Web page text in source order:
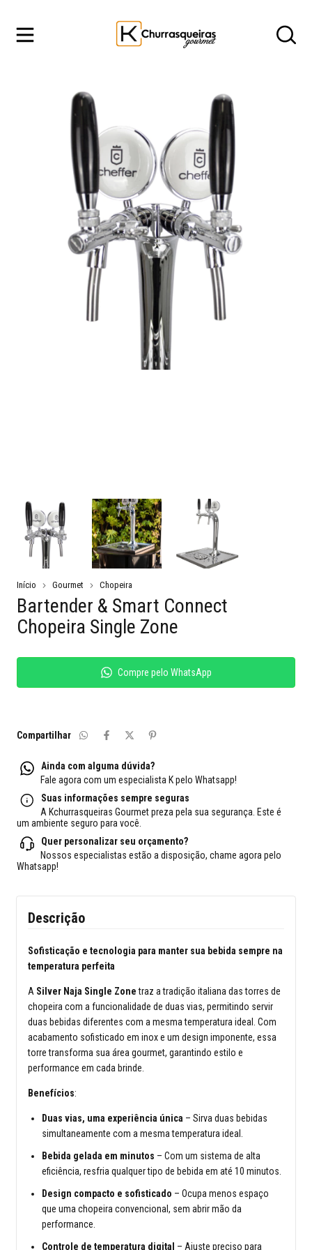
Início Gourmet Chopeira
Bartender & Smart Connect
Chopeira Single Zone
Compre pelo WhatsApp
Compartilhar
Ainda com alguma dúvida?
Fale agora com um especialista K pelo Whatsapp!
Suas informações sempre seguras
A Kchurrasqueiras Gourmet preza pela sua segurança. Este é
um ambiente seguro para você.
Quer personalizar seu orçamento?
Nossos especialistas estão a disposição, chame agora pelo
Whatsapp!
Descrição
Sofisticação e tecnologia para manter sua bebida sempre na
temperatura perfeita
A Silver Naja Single Zonetraz a tradição italiana das torres de
chopeira com a funcionalidade de duas vias, permitindo servir
duas bebidas diferentes com a mesma temperatura ideal. Com
acabamento sofisticado em inox e um design imponente, essa
torre transforma sua área gourmet, garantindo estilo e
performance em cada brinde.
Benefícios:
Duas vias, uma experiência única – Sirva duas bebidas
simultaneamente com a mesma temperatura ideal.
Bebida gelada em minutos – Com um sistema de alta
eficiência, resfria qualquer tipo de bebida em até 10 minutos.
Design compacto e sofisticado – Ocupa menos espaço
que uma chopeira convencional, sem abrir mão da
performance.
Controle de temperatura digital – Ajuste preciso para